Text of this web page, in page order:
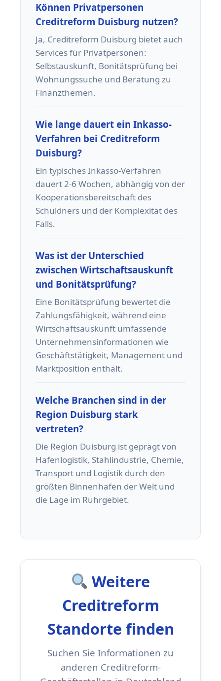
Können Privatpersonen
Creditreform Duisburg nutzen?
Ja, Creditreform Duisburg bietet auch
Services für Privatpersonen:
Selbstauskunft, Bonitätsprüfung bei
Wohnungssuche und Beratung zu
Finanzthemen.
Wie lange dauert ein Inkasso-
Verfahren bei Creditreform
Duisburg?
Ein typisches Inkasso-Verfahren
dauert 2-6 Wochen, abhängig von der
Kooperationsbereitschaft des
Schuldners und der Komplexität des
Falls.
Was ist der Unterschied
zwischen Wirtschaftsauskunft
und Bonitätsprüfung?
Eine Bonitätsprüfung bewertet die
Zahlungsfähigkeit, während eine
Wirtschaftsauskunft umfassende
Unternehmensinformationen wie
Geschäftstätigkeit, Management und
Marktposition enthält.
Welche Branchen sind in der
Region Duisburg stark
vertreten?
Die Region Duisburg ist geprägt von
Hafenlogistik, Stahlindustrie, Chemie,
Transport und Logistik durch den
größten Binnenhafen der Welt und
die Lage im Ruhrgebiet.
Weitere
Creditreform
Standorte finden
Suchen Sie Informationen zu
anderen Creditreform-